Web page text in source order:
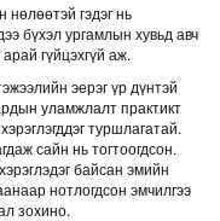
нөлөөтэй гэдэг нь
бүхэл ургамлын хувьд авч
гүйцэхгүй аж.
эерэг үр дүнтэй
уламжлалт практикт
туршлагатай.
сайн нь тогтоогдсон.
байсан эмийн
нотлогдсон эмчилгээ
зохино.